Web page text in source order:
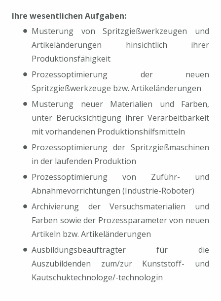
Ihre wesentlichen Aufgaben:
Musterung von Spritzgießwerkzeugen und
Artikeländerungen hinsichtlich ihrer
Produktionsfähigkeit
Prozessoptimierung der neuen
Spritzgießwerkzeuge bzw. Artikeländerungen
Musterung neuer Materialien und Farben,
unter Berücksichtigung ihrer Verarbeitbarkeit
mit vorhandenen Produktionshilfsmitteln
Prozessoptimierung der Spritzgießmaschinen
in der laufenden Produktion
Prozessoptimierung von Zuführ- und
Abnahmevorrichtungen (Industrie-Roboter)
Archivierung der Versuchsmaterialien und
Farben sowie der Prozessparameter von neuen
Artikeln bzw. Artikeländerungen
Ausbildungsbeauftragter für die
Auszubildenden zum/zur Kunststoff- und
Kautschuktechnologe/-technologin